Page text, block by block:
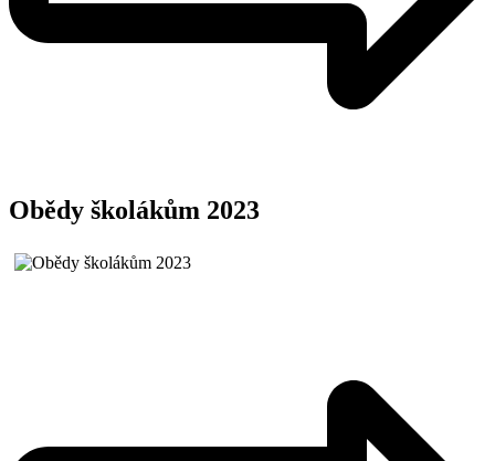
Obědy školákům 2023